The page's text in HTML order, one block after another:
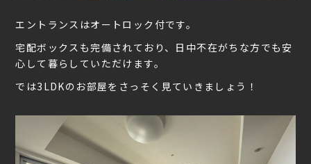
エントランスはオートロック付です。
宅配ボックスも完備されており、日中不在がちな方でも安
心して暮らしていただけます。
では3LDKのお部屋をさっそく見ていきましょう！